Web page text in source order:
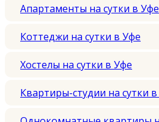
Апартаменты на сутки в Уфе
Коттеджи на сутки в Уфе
Хостелы на сутки в Уфе
Квартиры-студии на сутки